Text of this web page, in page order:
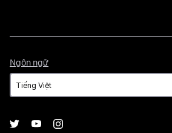
Ngôn ngữ
ngữ